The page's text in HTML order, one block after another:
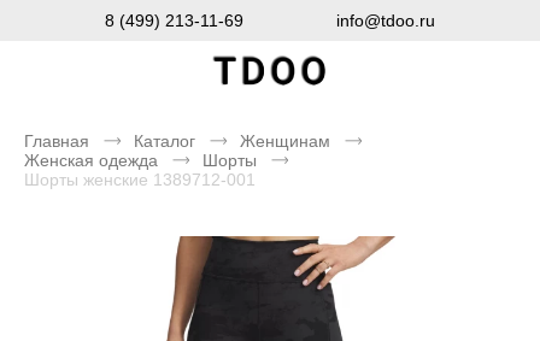
8 (499) 213-11-69 info@tdoo.ru
Главная Каталог
Женщинам
Женская одежда
Шорты
Шорты женские 1389712-001